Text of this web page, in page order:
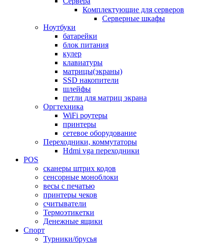
Комплектующие для серверов
Серверные шкафы
Ноутбуки
батарейки
блок питания
кулер
клавиатуры
матрицы(экраны)
SSD накопители
шлейфы
петли для матриц экрана
Оргтехника
WiFi роутеры
принтеры
сетевое оборудование
Переходники, коммутаторы
Hdmi vga переходники
POS
сканеры штрих кодов
сенсорные моноблоки
весы с печатью
принтеры чеков
считыватели
Термоэтикетки
Денежные ящики
Спорт
Турники/брусья